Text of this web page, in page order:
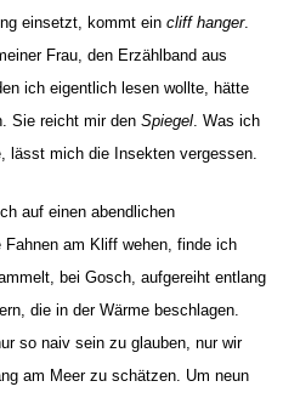
einsetzt, kommt ein cliff hanger.
Frau, den Erzählband aus
ich eigentlich lesen wollte, hätte
Sie reicht mir den Spiegel. Was ich
lässt mich die Insekten vergessen.
auf einen abendlichen
Fahnen am Kliff wehen, finde ich
bei Gosch, aufgereiht entlang
die in der Wärme beschlagen.
so naiv sein zu glauben, nur wir
am Meer zu schätzen. Um neun